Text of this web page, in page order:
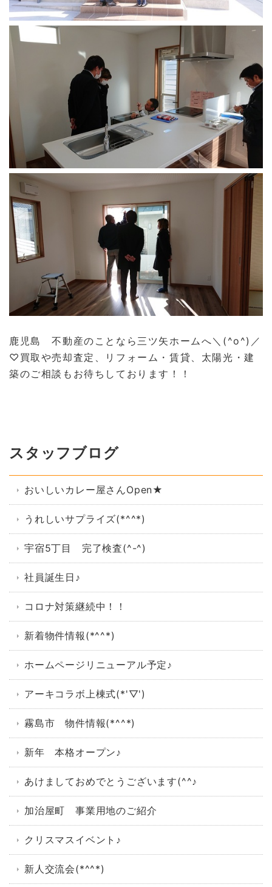
鹿児島 不動産のことなら三ツ矢ホームへ＼(^o^)／
♡ 買取や売却査定、リフォーム・賃貸、太陽光・建
築のご相談もお待ちしております！！
スタッフブログ
おいしいカレー屋さんOpen★
うれしいサプライズ(*^^*)
宇宿5丁目 完了検査(^-^)
社員誕生日♪
コロナ対策継続中！！
新着物件情報(*^^*)
ホームページリニューアル予定♪
アーキコラボ上棟式(*'▽')
霧島市 物件情報(*^^*)
新年 本格オープン♪
あけましておめでとうございます(^^♪
加治屋町 事業用地のご紹介
クリスマスイベント♪
新人交流会(*^^*)